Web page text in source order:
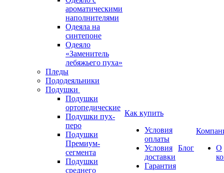
ароматическими
наполнителями
Одеяла на
синтепоне
Одеяло
«Заменитель
лебяжьего пуха»
Пледы
Пододеяльники
Подушки
Подушки
ортопедические
Подушки пух-
перо
Подушки
Премиум-
сегмента
Подушки
среднего
Как купить
Условия
оплаты
Условия
доставки
Гарантия
Блог
О